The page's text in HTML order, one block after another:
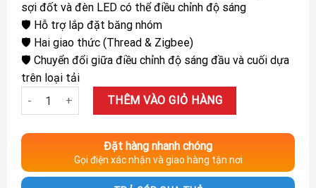
sợi đốt và đèn LED có thể điều chỉnh độ sáng
🛡️ Hỗ trợ lắp đặt băng nhóm
🛡️ Hai giao thức (Thread & Zigbee)
🛡️ Chuyển đổi giữa điều chỉnh độ sáng đầu và cuối dựa
trên loại tải
Công tắc thông minh Aqara H2 Light Switch US số lượng
THÊM VÀO GIỎ HÀNG
Đặt hàng nhanh chóng
Gọi điện xác nhận và giao hàng tận nơi